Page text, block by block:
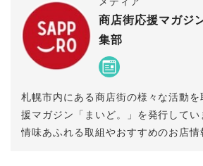
商店街応援マガジ
集部
札幌市内にある商店街の様々な活動
援マガジン「まいど。」を発行してい
情味あふれる取組やおすすめのお店情